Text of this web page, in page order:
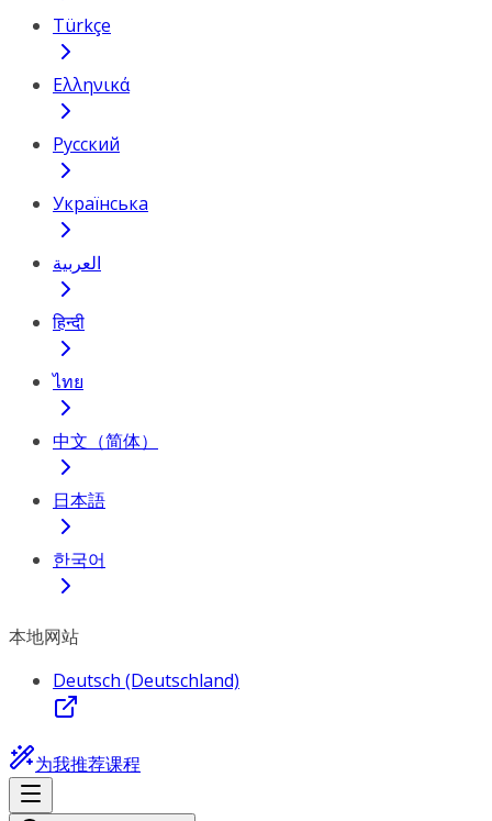
Türkçe
Ελληνικά
Русский
Українська
العربية
हिन्दी
ไทย
中文（简体）
日本語
한국어
本地网站
Deutsch (Deutschland)
为我推荐课程